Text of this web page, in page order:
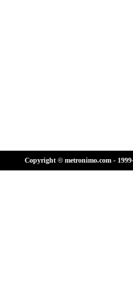
Copyright © metronimo.com -